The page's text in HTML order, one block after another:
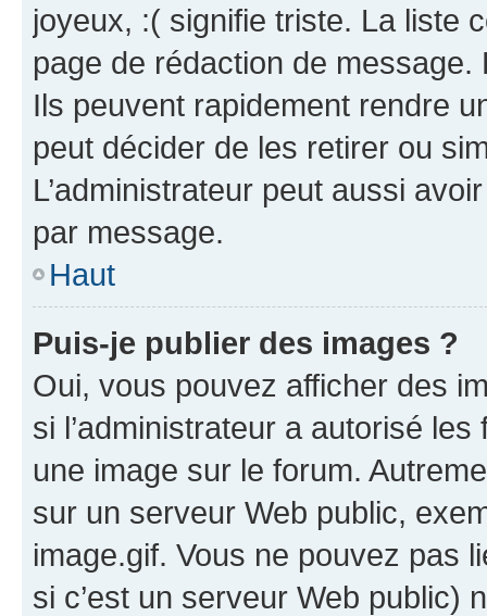
joyeux, :( signifie triste. La liste
page de rédaction de
Ils peuvent rapidement rendre
peut décider de les retirer ou
L’administrateur peut aussi
par message.
Haut
Puis-je publier des images ?
Oui, vous pouvez afficher des
si l’administrateur a autorisé
une image sur le forum.
sur un serveur Web public,
image.gif. Vous ne pouvez pas
si c’est un serveur Web public)